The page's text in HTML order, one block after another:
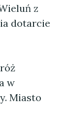
z
dotarcie
w
Miasto